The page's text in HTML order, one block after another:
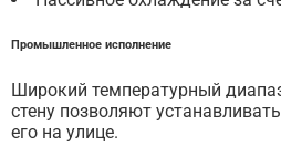
Промышленное исполнение
Широкий температурный
стену позволяют
его на улице.